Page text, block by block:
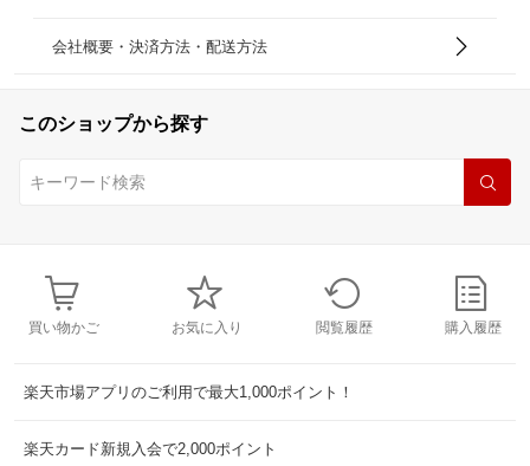
会社概要・決済方法・配送方法
このショップから探す
買い物かご お気に入り 閲覧履歴 購入履歴
楽天市場アプリのご利用で最大1,000ポイント！
楽天カード新規入会で2,000ポイント